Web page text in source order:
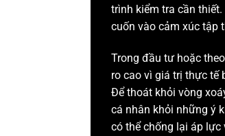
trình kiểm tra cần
cuốn vào cảm xúc tập
Trong đầu tư hoặc
ro cao vì giá trị thực tế
Để thoát khỏi vòng
cá nhân khỏi những ý
có thể chống lại áp